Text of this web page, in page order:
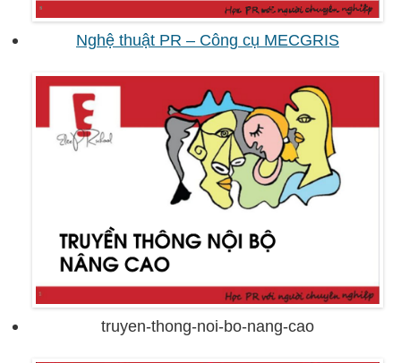
Nghệ thuật PR – Công cụ MECGRIS
truyen-thong-noi-bo-nang-cao